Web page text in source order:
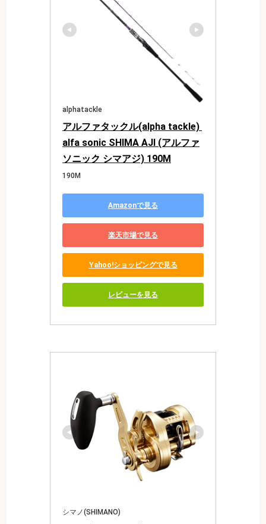
alphatackle
アルファタックル(alpha tackle)
alfa sonic SHIMA AJI (アルファ
ソニック シマアジ) 190M
190M
Amazonで見る
楽天市場で見る
Yahoo!ショッピングで見る
レビューを見る
シマノ(SHIMANO)